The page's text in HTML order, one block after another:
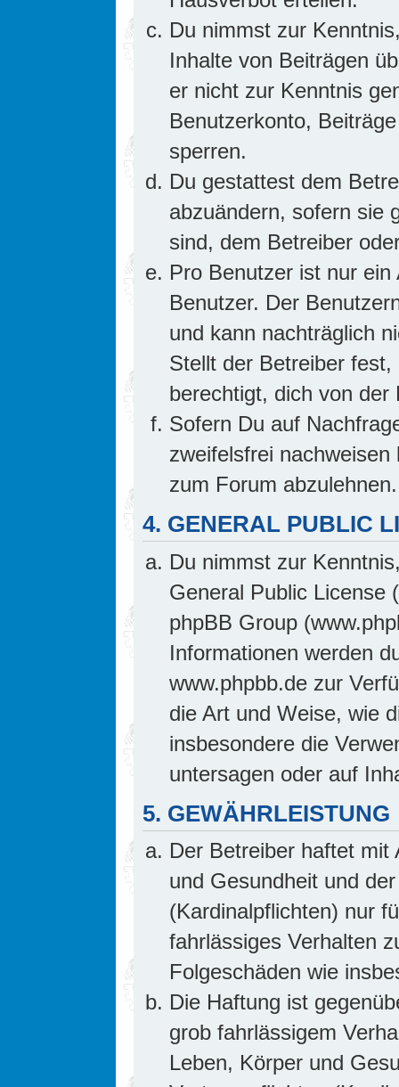
Du nimmst zur
Inhalte von Beiträgen
er nicht zur Kenntnis
Benutzerkonto,
sperren.
Du gestattest dem
abzuändern, sofern sie
sind, dem Betreiber
Pro Benutzer ist nur
Benutzer. Der
und kann nachträglich
Stellt der Betreiber
berechtigt, dich von
Sofern Du auf
zweifelsfrei
zum Forum abzulehnen.
4. GENERAL PUBLIC
Du nimmst zur
General Public License
phpBB Group
Informationen werden
www.phpbb.de zur
die Art und Weise, wie
insbesondere die
untersagen oder auf
5. GEWÄHRLEISTUNG
Der Betreiber haftet mit
und Gesundheit und
(Kardinalpflichten) nur
fahrlässiges Verhalten
Folgeschäden wie
Die Haftung ist
grob fahrlässigem
Leben, Körper und